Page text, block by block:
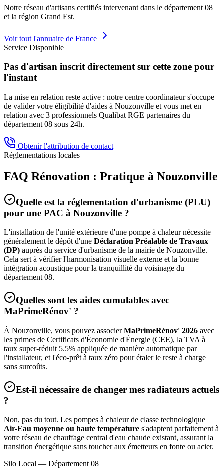
Notre réseau d'artisans certifiés intervenant dans le département 08
et la région Grand Est.
Voir tout l'annuaire de France
Service Disponible
Pas d'artisan inscrit directement sur cette zone pour
l'instant
La mise en relation reste active : notre centre coordinateur s'occupe
de valider votre éligibilité d'aides à Nouzonville et vous met en
relation avec 3 professionnels Qualibat RGE partenaires du
département 08 sous 24h.
Obtenir l'attribution de contact
Réglementations locales
FAQ Rénovation : Pratique à Nouzonville
Quelle est la réglementation d'urbanisme (PLU)
pour une PAC à Nouzonville ?
L'installation de l'unité extérieure d'une pompe à chaleur nécessite
généralement le dépôt d'une Déclaration Préalable de Travaux
(DP) auprès du service d'urbanisme de la mairie de Nouzonville.
Cela sert à vérifier l'harmonisation visuelle externe et la bonne
intégration acoustique pour la tranquillité du voisinage du
département08.
Quelles sont les aides cumulables avec
MaPrimeRénov' ?
À Nouzonville, vous pouvez associerMaPrimeRénov' 2026 avec
les primes de Certificats d'Économie d'Énergie (CEE), la TVA à
taux super-réduit 5.5% appliquée de manière automatique par
l'installateur, et l'éco-prêt à taux zéro pour étaler le reste à charge
sans surcoûts.
Est-il nécessaire de changer mes radiateurs actuels
?
Non, pas du tout. Les pompes à chaleur de classe technologique
Air-Eau moyenne ou haute température s'adaptent parfaitement à
votre réseau de chauffage central d'eau chaude existant, assurant la
transition énergétique sans toucher aux émetteurs en fonte ou acier.
Silo Local — Département 08